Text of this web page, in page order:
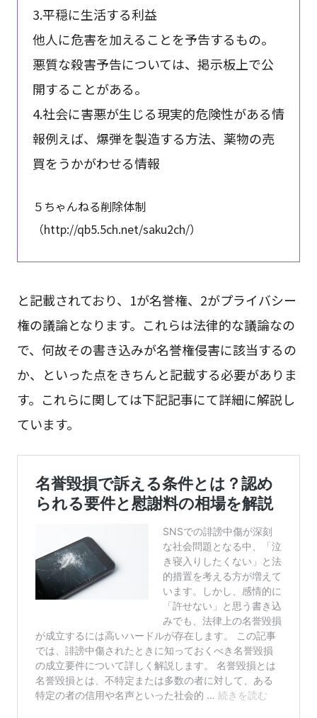
3.平穏に生活する利益
他人に危害を加えることを予告するもの。
悪質な殺害予告については、掲示板上で公
開することがある。
4.社会に害悪が生じる現実的危険性がある情
報例えば、爆弾を製造する方法、薬物の売
買をうかがわせる情報
５ちゃんねる削除体制
（http://qb5.5ch.net/saku2ch/）
と記載されており、1が名誉権、2がプライバシー
権の議論となります。これらは法律的な議論なの
で、何故その書き込みが名誉権侵害に該当するの
か、といった点をきちんと記載する必要がありま
す。これらに関しては下記記事にて詳細に解説し
ています。